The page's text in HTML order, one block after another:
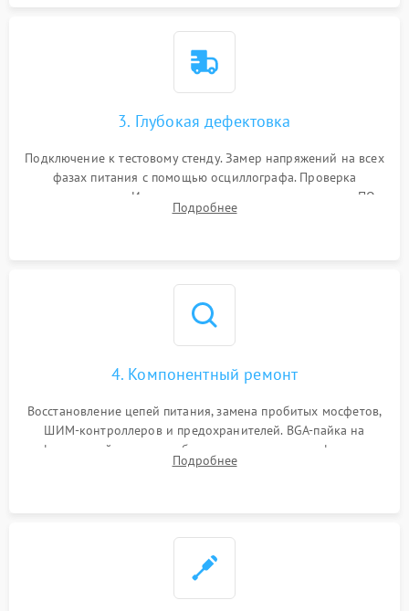
3. Глубокая дефектовка
Подключение к тестовому стенду. Замер напряжений на всех
фазах питания с помощью осциллографа. Проверка
инициализации. Использование специализированного ПО
MATS
Подробнее
4. Компонентный ремонт
Восстановление цепей питания, замена пробитых мосфетов,
ШИМ-контроллеров и предохранителей. BGA-пайка на
инфракрасной станции реболлинг или замена графического
чипа и дефектной памяти GDDR. Прошивка BIOS
Подробнее